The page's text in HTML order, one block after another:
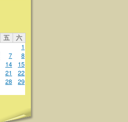
五
六
1
7
8
14
15
21
22
28
29